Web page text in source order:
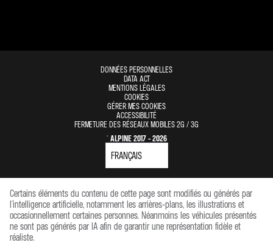
DONNÉES PERSONNELLES
DATA ACT
MENTIONS LÉGALES
COOKIES
GÉRER MES COOKIES
ACCESSIBILITÉ
FERMETURE DES RÉSEAUX MOBILES 2G / 3G
© ALPINE 2017 - 2026
Certains éléments du contenu de cette page sont modifiés ou générés par
l'intelligence artificielle, notamment les arrières-plans, les illustrations et
occasionnellement certaines personnes. Néanmoins les véhicules présentés
ne sont pas générés par IA afin de garantir une représentation fidèle et
réaliste.